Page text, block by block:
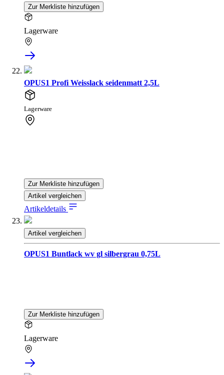
Zur Merkliste hinzufügen
Lagerware
OPUS1 Profi Weisslack seidenmatt 2,5L
Lagerware
Zur Merkliste hinzufügen
Artikel vergleichen
Artikeldetails
Artikel vergleichen
OPUS1 Buntlack wv gl silbergrau 0,75L
Zur Merkliste hinzufügen
Lagerware